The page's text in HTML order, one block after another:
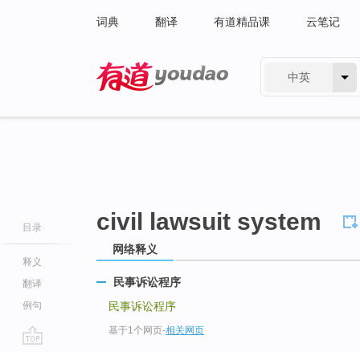
词典 翻译 有道精品课 云笔记
中英
目录
释义
翻译
例句
civil lawsuit system
网络释义
民事诉讼程序
民事诉讼程序
基于1个网页-相关网页